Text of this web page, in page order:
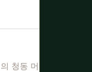
청동 머리, 카